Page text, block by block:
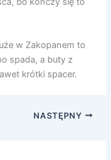
w Zakopanem to
spada, a buty z
krótki spacer.
NASTĘPNY